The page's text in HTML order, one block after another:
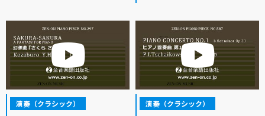
演奏（クラシック） 演奏（クラシック）